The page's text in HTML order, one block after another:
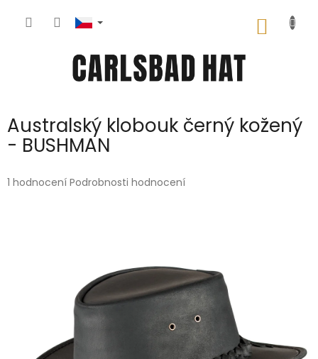
Australský klobouk černý kožený
- BUSHMAN
Průměrné
1 hodnocení Podrobnosti hodnocení